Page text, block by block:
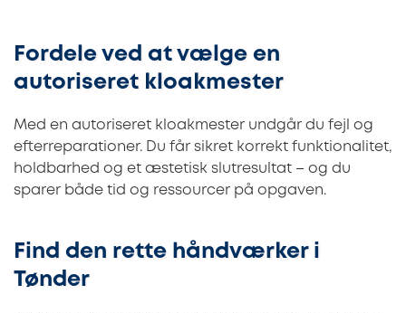
Fordele ved at vælge en
autoriseret kloakmester
Med en autoriseret kloakmester undgår du fejl og
efterreparationer. Du får sikret korrekt funktionalitet,
holdbarhed og et æstetisk slutresultat – og du
sparer både tid og ressourcer på opgaven.
Find den rette håndværker i
Tønder